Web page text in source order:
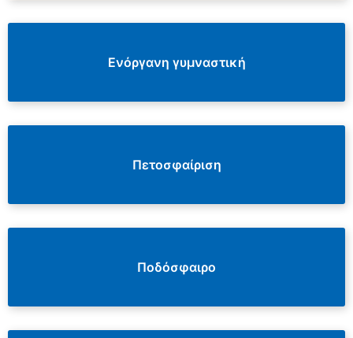
Ενόργανη γυμναστική
Πετοσφαίριση
Ποδόσφαιρο